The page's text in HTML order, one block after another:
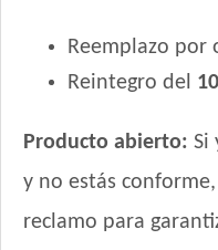
Reemplazo por
Reintegro del
Producto abierto: Si
y no estás
reclamo para